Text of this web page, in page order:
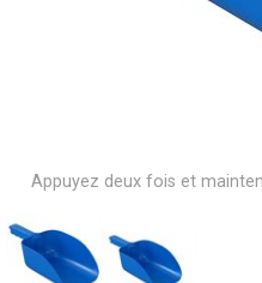
Appuyez deux fois et